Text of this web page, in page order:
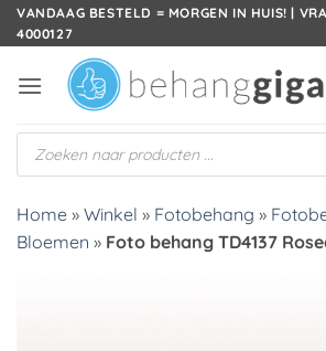
Ga
naar
VANDAAG BESTELD = MORGEN IN HUIS! |
4000127
Producten
zoeken
Home » Winkel » Fotobehang »
Bloemen » Foto behang TD4137